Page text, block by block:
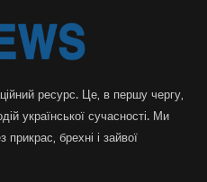
ресурс. Це, в першу чергу,
української сучасності. Ми
брехні і зайвої